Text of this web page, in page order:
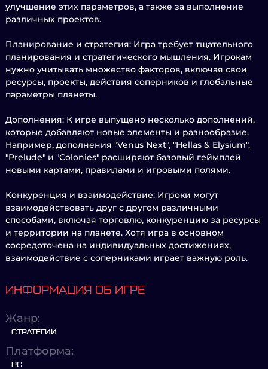
улучшение этих параметров, а также за выполнение
различных проектов.
Планирование и стратегия: Игра требует тщательного
планирования и стратегического мышления. Игрокам
нужно учитывать множество факторов, включая свои
ресурсы, проекты, действия соперников и глобальные
параметры планеты.
Дополнения: К игре выпущено несколько дополнений,
которые добавляют новые элементы и разнообразие.
Например, дополнения "Venus Next", "Hellas & Elysium",
"Prelude" и "Colonies" расширяют базовый геймплей
новыми картами, правилами и игровыми полями.
Конкуренция и взаимодействие: Игроки могут
взаимодействовать друг с другом различными
способами, включая торговлю, конкуренцию за ресурсы
и территории на планете. Хотя игра в основном
сосредоточена на индивидуальных достижениях,
взаимодействие с соперниками играет важную роль.
ИНФОРМАЦИЯ ОБ ИГРЕ
Жанр:
СТРАТЕГИИ
Платформа:
PC